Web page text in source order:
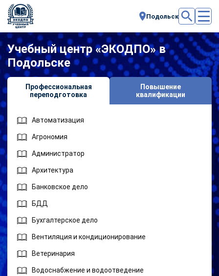
Подольск
Учебный центр «ЭКОДПО» в
Подольске
Профессиональная
переподготовка
Повышение
квалификации
Автоматизация
Агрономия
Администратор
Архитектура
Банковское дело
БДД
Бухгалтерское дело
Вентиляция и кондиционирование
Ветеринария
Водоснабжение и водоотведение